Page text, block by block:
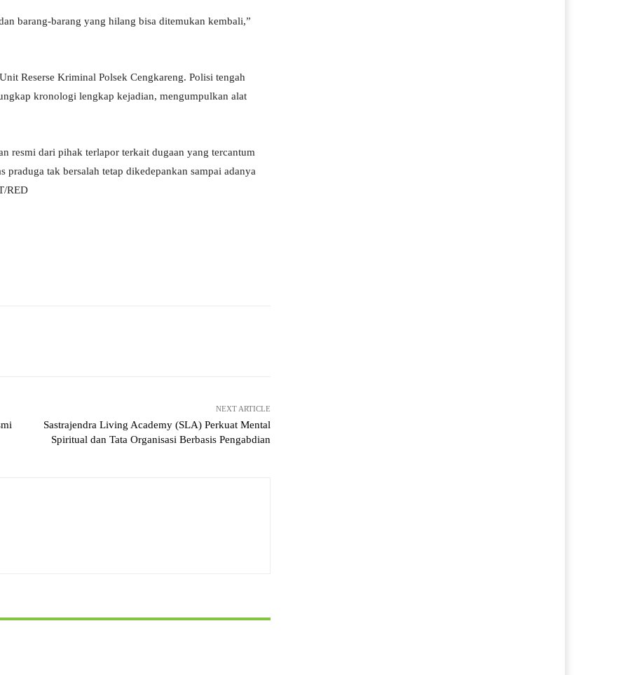
barang-barang yang hilang bisa ditemukan kembali,”
Reserse Kriminal Polsek Cengkareng. Polisi tengah
kronologi lengkap kejadian, mengumpulkan alat
resmi dari pihak terlapor terkait dugaan yang tercantum
praduga tak bersalah tetap dikedepankan sampai adanya
RED
NEXT ARTICLE
Sastrajendra Living Academy (SLA) Perkuat Mental
Spiritual dan Tata Organisasi Berbasis Pengabdian